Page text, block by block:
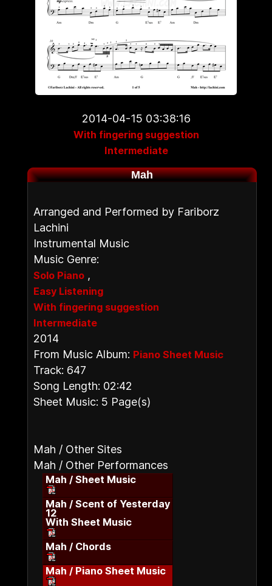
2014-04-15 03:38:16
With fingering suggestion
Intermediate
Mah
Arranged and Performed by Fariborz
Lachini
Instrumental Music
Music Genre:
Solo Piano ,
Easy Listening
With fingering suggestion
Intermediate
2014
From Music Album: Piano Sheet Music
Track: 647
Song Length: 02:42
Sheet Music: 5 Page(s)
Mah / Other Sites
Mah / Other Performances
Mah / Sheet Music
Mah / Scent of Yesterday
12
With Sheet Music
Mah / Chords
Mah / Piano Sheet Music